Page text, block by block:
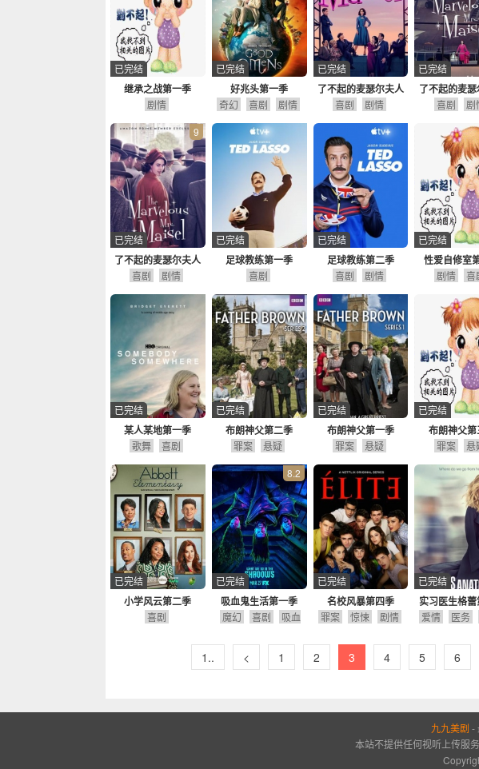
继承之战第一季
已完结
剧情
好兆头第一季
已完结
奇幻 喜剧 剧情
了不起的麦瑟尔夫人
第四季
已完结
喜剧 剧情
了不起的麦
第三季
已完结
喜剧 剧
了不起的麦瑟尔夫人
第一季
9
已完结
喜剧 剧情
足球教练第一季
已完结
喜剧
足球教练第二季
已完结
喜剧 剧情
性爱自修室
已完结
剧情 喜
某人某地第一季
已完结
歌舞 喜剧
布朗神父第二季
已完结
罪案 悬疑
布朗神父第一季
已完结
罪案 悬疑
布朗神父
已完结
罪案 悬
小学风云第二季
已完结
喜剧
吸血鬼生活第一季
8.2
已完结
魔幻 喜剧
吸血
名校风暴第四季
已完结
罪案 惊悚 剧情
实习医生格
季
已完结
爱情 医务
1.. < 1 2 3 4 5 6
九九美剧 -
本站不提供任何视听上传服